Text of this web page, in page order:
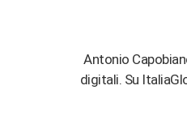
Antonio
digitali. Su